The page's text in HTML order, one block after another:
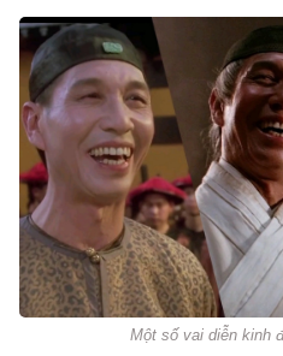
Một số vai diễn kinh